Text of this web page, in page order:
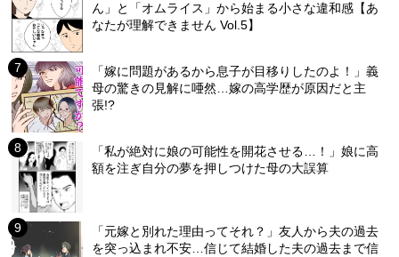
ん」と「オムライス」から始まる小さな違和感【あ
なたが理解できません Vol.5】
「嫁に問題があるから息子が目移りしたのよ！」義
母の驚きの見解に唖然…嫁の高学歴が原因だと主
張!?
「私が絶対に娘の可能性を開花させる…！」娘に高
額を注ぎ自分の夢を押しつけた母の大誤算
「元嫁と別れた理由ってそれ？」友人から夫の過去
を突っ込まれ不安…信じて結婚した夫の過去まで信